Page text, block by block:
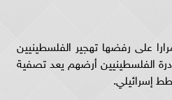
على رفضها تهجير الفلسطينيين
الفلسطينيين أرضهم يعد تصفية
إسرائيلي.